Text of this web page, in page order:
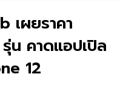
เผยราคา
น คาดแอปเปิล
12